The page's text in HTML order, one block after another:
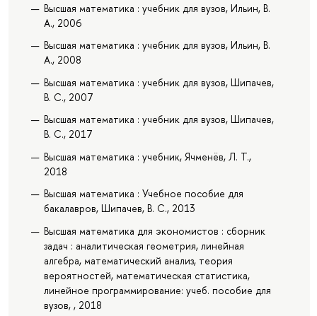
Высшая математика : учебник для вузов, Ильин, В.
А., 2006
Высшая математика : учебник для вузов, Ильин, В.
А., 2008
Высшая математика : учебник для вузов, Шипачев,
В. С., 2007
Высшая математика : учебник для вузов, Шипачев,
В. С., 2017
Высшая математика : учебник, Ячменёв, Л. Т.,
2018
Высшая математика : Учебное пособие для
бакалавров, Шипачев, В. С., 2013
Высшая математика для экономистов : сборник
задач : аналитическая геометрия, линейная
алгебра, математический анализ, теория
вероятностей, математическая статистика,
линейное программирование: учеб. пособие для
вузов, , 2018